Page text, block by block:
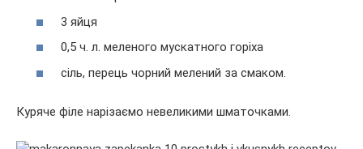
3 яйця
0,5 ч. л. меленого мускатного горіха
сіль, перець чорний мелений за смаком.
Куряче філе нарізаємо невеликими шматочками.